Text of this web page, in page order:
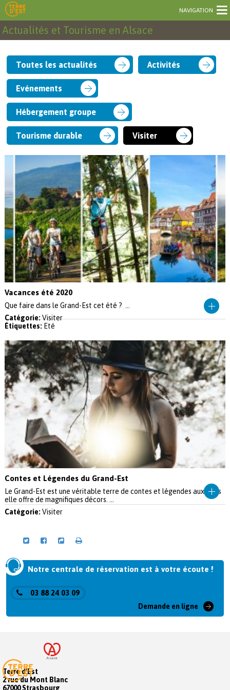
NAVIGATION
Actualités et Tourisme en Alsace
Toutes les actualités Activités
Evénements
Hébergement groupe
Tourisme durable Visiter
Vacances été 2020
Que faire dans le Grand-Est cet été ? ...
Catégorie:Visiter
Étiquettes: Eté
Contes et Légendes du Grand-Est
Le Grand-Est est une véritable terre de contes et légendes auxquels
elle offre de magnifiques décors. ...
Catégorie:Visiter
Notre centrale de réservation est à votre écoute !
03 88 24 03 09
Demande en ligne
Terre d'Est
2 rue du Mont Blanc
67000 Strasbourg